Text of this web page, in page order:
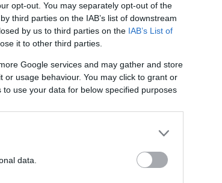
opt-out. You may separately opt-out of the
third parties on the IAB’s list of downstream
by us to third parties on the IAB’s List of
it to other third parties.
Google services and may gather and store
usage behaviour. You may click to grant or
use your data for below specified purposes
data.